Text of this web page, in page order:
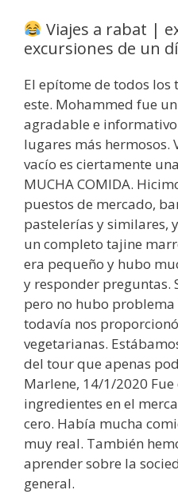
Viajes a rabat |
excursiones de un
El epítome de todos
este. Mohammed fue
agradable e
lugares más hermosos.
vacío es ciertamente
MUCHA COMIDA.
puestos de mercado,
pastelerías y similares,
un completo tajine
era pequeño y hubo
y responder preguntas.
pero no hubo problema
todavía nos
vegetarianas.
del tour que apenas
Marlene, 14/1/2020
ingredientes en el
cero. Había mucha
muy real. También
aprender sobre la
general.